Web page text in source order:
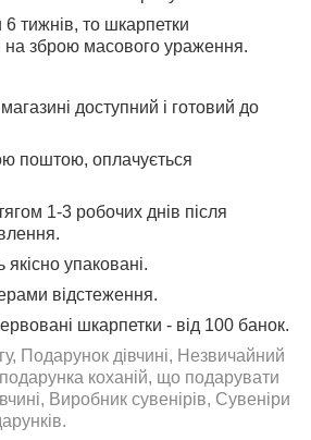
тижнів, то шкарпетки
зброю масового ураження.
доступний і готовий до
поштою, оплачується
1-3 робочих днів після
якісно упаковані.
відстеження.
шкарпетки - від 100 банок.
Подарунок дівчині, Незвичайний
коханій, що подарувати
Виробник сувенірів, Сувеніри